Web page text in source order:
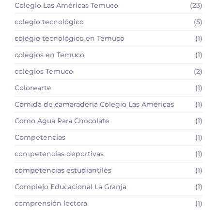
Colegio Las Américas Temuco
(23)
colegio tecnológico
(5)
colegio tecnológico en Temuco
(1)
colegios en Temuco
(1)
colegios Temuco
(2)
Colorearte
(1)
Comida de camaradería Colegio Las Américas
(1)
Como Agua Para Chocolate
(1)
Competencias
(1)
competencias deportivas
(1)
competencias estudiantiles
(1)
Complejo Educacional La Granja
(1)
comprensión lectora
(1)